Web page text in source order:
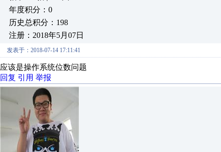
年度积分：0
历史总积分：198
注册：2018年5月07日
发表于：2018-07-14 17:11:41
应该是操作系统位数问题
回复 引用 举报